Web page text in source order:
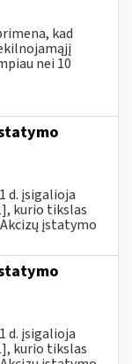
kad
nei 10
d. įsigalioja
kurio tikslas
įstatymo
d. įsigalioja
kurio tikslas